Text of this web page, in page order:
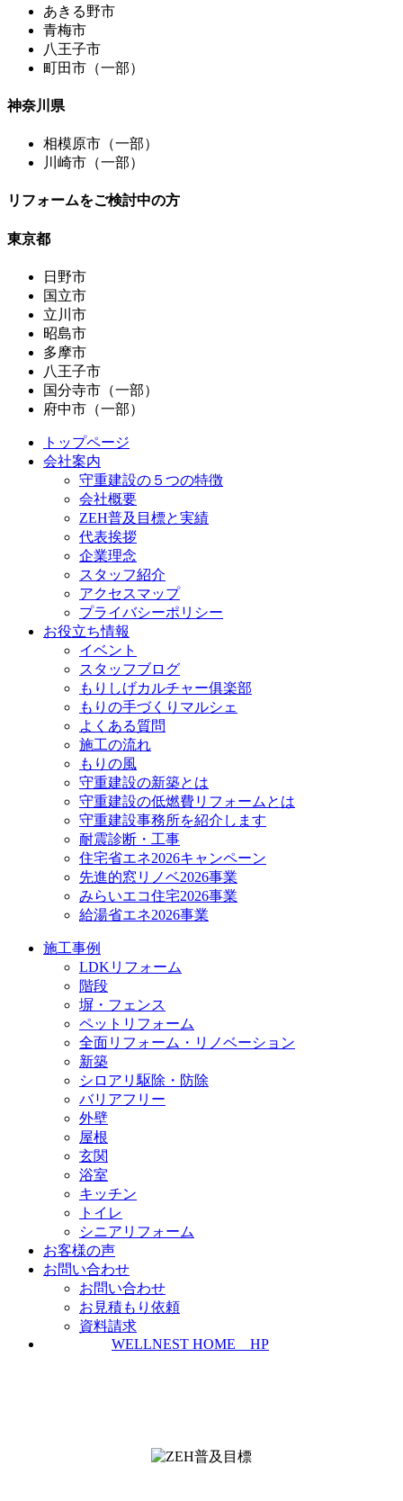
あきる野市
青梅市
八王子市
町田市（一部）
神奈川県
相模原市（一部）
川崎市（一部）
リフォームをご検討中の方
東京都
日野市
国立市
立川市
昭島市
多摩市
八王子市
国分寺市（一部）
府中市（一部）
トップページ
会社案内
守重建設の５つの特徴
会社概要
ZEH普及目標と実績
代表挨拶
企業理念
スタッフ紹介
アクセスマップ
プライバシーポリシー
お役立ち情報
イベント
スタッフブログ
もりしげカルチャー俱楽部
もりの手づくりマルシェ
よくある質問
施工の流れ
もりの風
守重建設の新築とは
守重建設の低燃費リフォームとは
守重建設事務所を紹介します
耐震診断・工事
住宅省エネ2026キャンペーン
先進的窓リノベ2026事業
みらいエコ住宅2026事業
給湯省エネ2026事業
施工事例
LDKリフォーム
階段
塀・フェンス
ペットリフォーム
全面リフォーム・リノベーション
新築
シロアリ駆除・防除
バリアフリー
外壁
屋根
玄関
浴室
キッチン
トイレ
シニアリフォーム
お客様の声
お問い合わせ
お問い合わせ
お見積もり依頼
資料請求
WELLNEST HOME HP